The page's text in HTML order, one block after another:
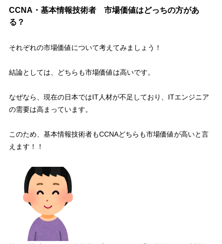
CCNA・基本情報技術者 市場価値はどっちの方があ
る？
それぞれの市場価値について考えてみましょう！
結論としては、 どちらも市場価値は高いです。
なぜなら、現在の日本ではIT人材が不足しており、ITエンジニア
の需要は高まっています。
このため、基本情報技術者もCCNAどちらも市場価値が高いと言
えます！！